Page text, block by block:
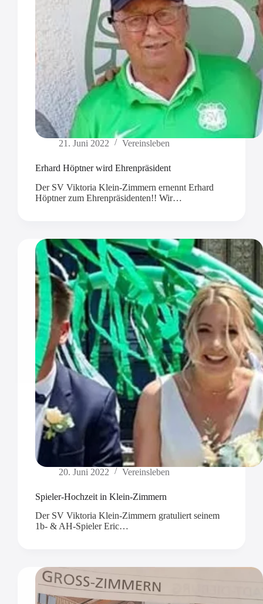
21. Juni 2022 Vereinsleben
Erhard Höptner wird Ehrenpräsident
Der SV Viktoria Klein-Zimmern ernennt Erhard
Höptner zum Ehrenpräsidenten!! Wir…
20. Juni 2022 Vereinsleben
Spieler-Hochzeit in Klein-Zimmern
Der SV Viktoria Klein-Zimmern gratuliert seinem
1b- & AH-Spieler Eric…